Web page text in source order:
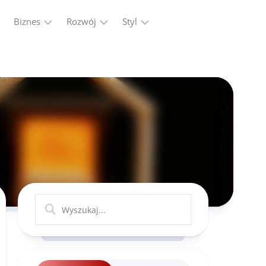
Biznes
Przemysł
Rozwój
Kariera
Praca
Styl